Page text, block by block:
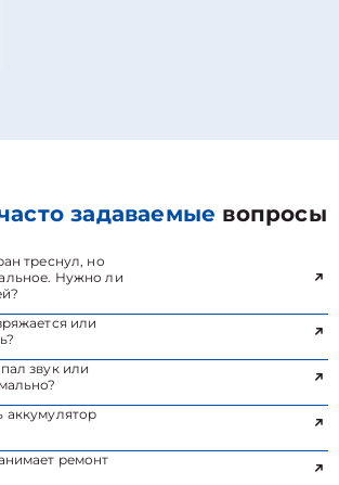
задаваемые вопросы
треснул, но
Нужно ли
или
звук или
ремонт